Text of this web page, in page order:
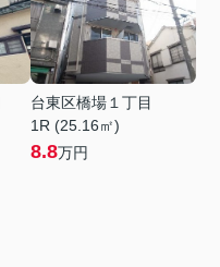
台東区橋場１丁目
1R (25.16㎡)
8.8万円